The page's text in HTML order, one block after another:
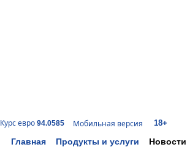
Курс евро 94.0585 Мобильная версия 18+
Главная Продукты и услуги Новости